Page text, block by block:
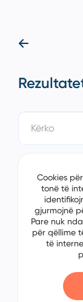
Cookies
tonë të
gjurmojnë
Pare nuk
për qëllime
të